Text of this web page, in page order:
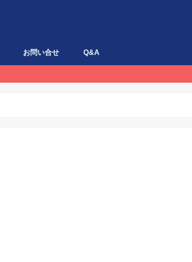
お問い合せ Q&A